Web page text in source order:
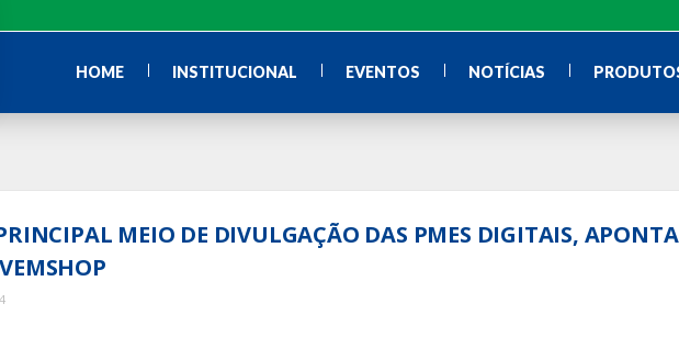
HOME INSTITUCIONAL EVENTOS NOTÍCIAS
MEIO DE DIVULGAÇÃO DAS PMES DIGITAIS, APONTA